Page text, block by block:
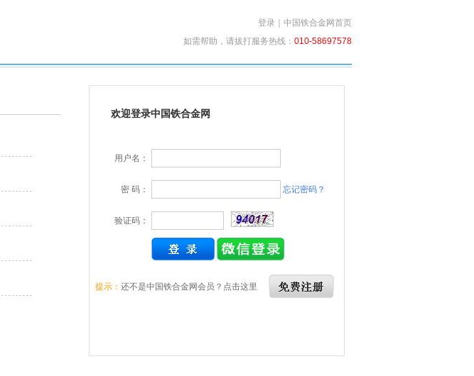
登录
中国铁合金网首页
如需帮助，请拔打服务热线： 010-58697578
欢迎登录中国铁合金网
用户名：
密 码： 忘记密码？
验证码：
提示： 还不是中国铁合金网会员？点击这里